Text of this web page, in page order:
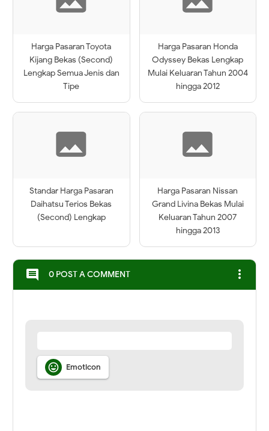
Harga Pasaran Toyota
Kijang Bekas (Second)
Lengkap Semua Jenis dan
Tipe
Harga Pasaran Honda
Odyssey Bekas Lengkap
Mulai Keluaran Tahun 2004
hingga 2012
Standar Harga Pasaran
Daihatsu Terios Bekas
(Second) Lengkap
Harga Pasaran Nissan
Grand Livina Bekas Mulai
Keluaran Tahun 2007
hingga 2013
comment 0 POST A COMMENT more_vert
 Emoticon